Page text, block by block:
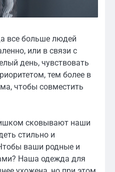
все больше людей
или в связи с
день, чувствовать
тем более в
чтобы совместить
сковывают наши
стильно и
ваши родные и
Наша одежда для